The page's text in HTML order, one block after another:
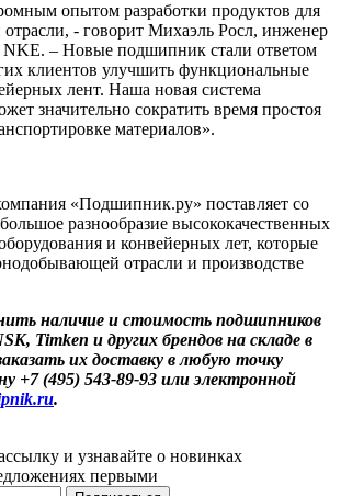
опытом разработки продуктов для
- говорит Михаэль Росл, инженер
– Новые подшипник стали ответом
клиентов улучшить функциональные
лент. Наша новая система
значительно сократить время простоя
материалов».
«Подшипник.ру» поставляет со
разнообразие высококачественных
и конвейерных лет, которые
отрасли и производстве
наличие и стоимость подшипников
Timken и других брендов на складе в
их доставку в любую точку
+7 (495) 543-89-93 или электронной
.
и узнавайте о новинках
первыми